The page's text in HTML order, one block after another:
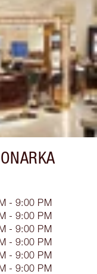
- 9:00 PM
- 9:00 PM
- 9:00 PM
- 9:00 PM
- 9:00 PM
- 9:00 PM